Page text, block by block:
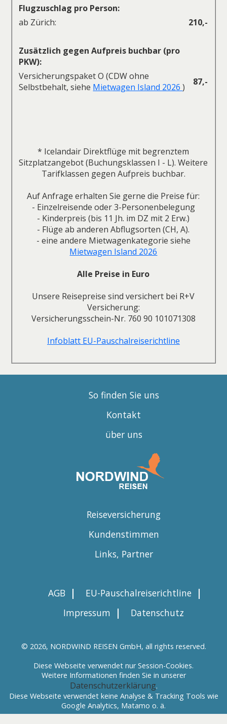
Flugzuschlag pro Person:
ab Zürich:
210,-
Zusätzlich gegen Aufpreis buchbar (pro
PKW):
Versicherungspaket O (CDW ohne
Selbstbehalt, siehe Mietwagen Island 2026) 87,-
* Icelandair Direktflüge mit begrenztem
Sitzplatzangebot (Buchungsklassen I - L). Weitere
Tarifklassen gegen Aufpreis buchbar.
Auf Anfrage erhalten Sie gerne die Preise für:
- Einzelreisende oder 3-Personenbelegung
- Kinderpreis (bis 11 Jh. im DZ mit 2 Erw.)
- Flüge ab anderen Abflugsorten (CH, A).
- eine andere Mietwagenkategorie siehe
Mietwagen Island 2026
Alle Preise in Euro
Unsere Reisepreise sind versichert bei R+V
Versicherung:
Versicherungsschein-Nr. 760 90 101071308
Infoblatt EU-Pauschalreiserichtline
So finden Sie uns
Kontakt
über uns
Reiseversicherung
Kundenstimmen
Links, Partner
AGB | EU-Pauschalreiserichtline |
Impressum | Datenschutz
© 2026, NORDWIND REISEN GmbH, all rights reserved.
Diese Webseite verwendet nur Session-Cookies.
Weitere Informationen finden Sie in unserer
Datenschutzerklärung.
Diese Webseite verwendet keine Analyse & Tracking Tools wie
Google Analytics, Matamo o. ä.